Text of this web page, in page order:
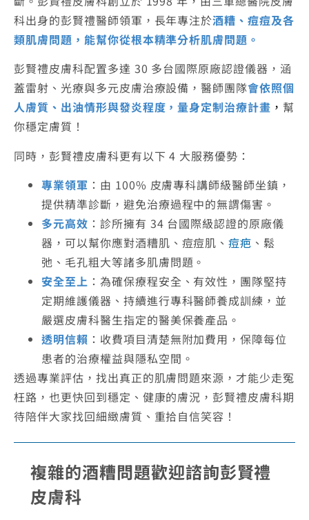
科出身的彭賢禮醫師領軍，長年專注於酒糟、痘痘及各
類肌膚問題，能幫你從根本精準分析肌膚問題。
彭賢禮皮膚科配置多達 30 多台國際原廠認證儀器，涵
蓋雷射、光療與多元皮膚治療設備，醫師團隊會依照個
人膚質、出油情形與發炎程度，量身定制治療計畫 ， 幫
你穩定膚質！
同時，彭賢禮皮膚科更有以下 4 大服務優勢：
專業領軍 ：由 100% 皮膚專科講師級醫師坐鎮，
提供精準診斷，避免治療過程中的無謂傷害。
多元高效 ：診所擁有 34 台國際級認證的原廠儀
器，可以幫你應對酒糟肌、痘痘肌、痘疤 、鬆
弛、毛孔粗大等諸多肌膚問題。
安全至上 ：為確保療程安全、有效性，團隊堅持
定期維護儀器、持續進行專科醫師養成訓練，並
嚴選皮膚科醫生指定的醫美保養產品。
透明信賴 ：收費項目清楚無附加費用，保障每位
患者的治療權益與隱私空間。
透過專業評估，找出真正的肌膚問題來源，才能少走冤
枉路，也更快回到穩定、健康的膚況，彭賢禮皮膚科期
待陪伴大家找回細緻膚質、重拾自信笑容！
複雜的酒糟問題歡迎諮詢彭賢禮
皮膚科